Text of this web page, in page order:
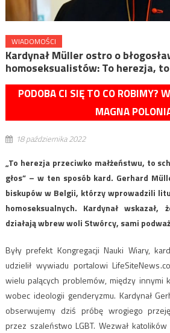
WIADOMOŚCI
Kardynał Müller ostro o
homoseksualistów: To herezja,
PODOBA CI SIĘ TO CO ROBIMY?
MAGNA
18 października 2022
„To herezja przeciwko małżeństwu, to
głos” – w ten sposób kard. Gerhard
biskupów w Belgii, którzy wprowadzili
homoseksualnych. Kardynał
działają wbrew woli Stwórcy, sami
Były prefekt Kongregacji Nauki Wiary,
udzielił wywiadu portalowi
wielu palących problemów, między innymi
wobec ideologii genderyzmu. Kardynał
obserwujemy dziś próbę wrogiego
przez szaleństwo LGBT. Wezwał